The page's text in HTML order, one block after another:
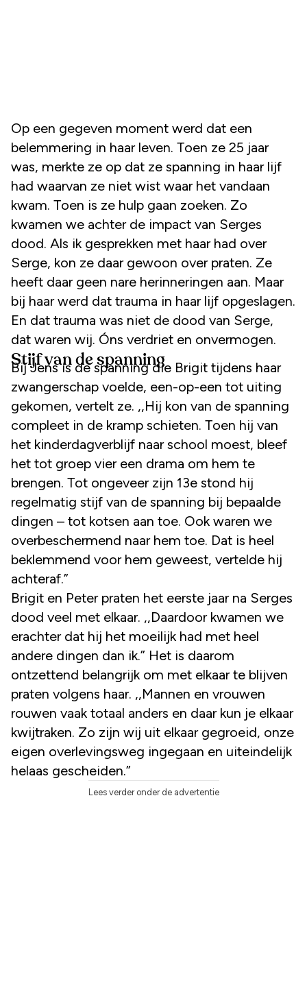
Op een gegeven moment werd dat een
belemmering in haar leven. Toen ze 25 jaar
was, merkte ze op dat ze spanning in haar lijf
had waarvan ze niet wist waar het vandaan
kwam. Toen is ze hulp gaan zoeken. Zo
kwamen we achter de impact van Serges
dood. Als ik gesprekken met haar had over
Serge, kon ze daar gewoon over praten. Ze
heeft daar geen nare herinneringen aan. Maar
bij haar werd dat trauma in haar lijf opgeslagen.
En dat trauma was niet de dood van Serge,
dat waren wij. Óns verdriet en onvermogen.
Stijf van de spanning
Bij Jens is de spanning die Brigit tijdens haar
zwangerschap voelde, een-op-een tot uiting
gekomen, vertelt ze. ,,Hij kon van de spanning
compleet in de kramp schieten. Toen hij van
het kinderdagverblijf naar school moest, bleef
het tot groep vier een drama om hem te
brengen. Tot ongeveer zijn 13e stond hij
regelmatig stijf van de spanning bij bepaalde
dingen – tot kotsen aan toe. Ook waren we
overbeschermend naar hem toe. Dat is heel
beklemmend voor hem geweest, vertelde hij
achteraf.”
Brigit en Peter praten het eerste jaar na Serges
dood veel met elkaar. ,,Daardoor kwamen we
erachter dat hij het moeilijk had met heel
andere dingen dan ik.” Het is daarom
ontzettend belangrijk om met elkaar te blijven
praten volgens haar. ,,Mannen en vrouwen
rouwen vaak totaal anders en daar kun je elkaar
kwijtraken. Zo zijn wij uit elkaar gegroeid, onze
eigen overlevingsweg ingegaan en uiteindelijk
helaas gescheiden.”
Lees verder onder de advertentie